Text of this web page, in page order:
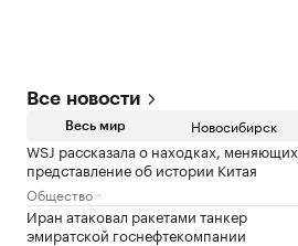
Все новости
Весь мир Новосибирск
WSJ рассказала о находках, меняющих
представление об истории Китая
Общество
Иран атаковал ракетами танкер
эмиратской госнефтекомпании